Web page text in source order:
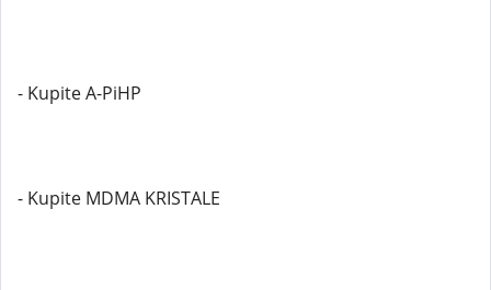
- Kupite A-PiHP
- Kupite MDMA KRISTALE